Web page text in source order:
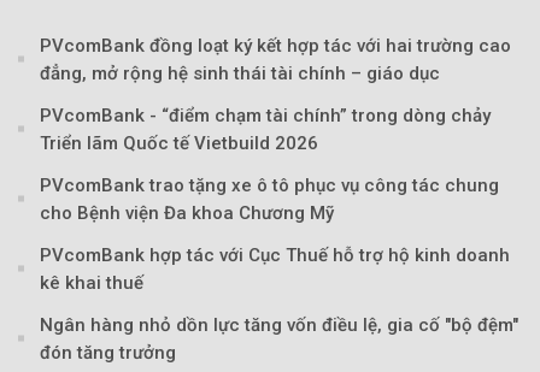
Theo Sở hữu trí
PVcomBank đồng loạt ký kết hợp tác với hai trường cao
đẳng, mở rộng hệ sinh thái tài chính – giáo dục
PVcomBank - “điểm chạm tài chính” trong dòng chảy
Triển lãm Quốc tế Vietbuild 2026
PVcomBank trao tặng xe ô tô phục vụ công tác chung
cho Bệnh viện Đa khoa Chương Mỹ
PVcomBank hợp tác với Cục Thuế hỗ trợ hộ kinh doanh
kê khai thuế
Ngân hàng nhỏ dồn lực tăng vốn điều lệ, gia cố "bộ đệm"
đón tăng trưởng